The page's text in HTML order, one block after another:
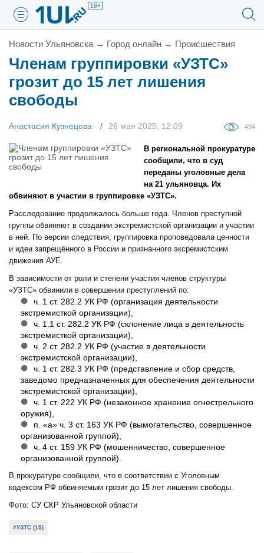
18+
Новости Ульяновска → Город онлайн → Проиcшествия
Членам группировки «УЗТС»
грозит до 15 лет лишения
свободы
Анастасия Кузнецова 26 мая 2025, 12:09 494
В региональной прокуратуре
сообщили, что в суд
переданы уголовные дела
на 21 ульяновца. Их
обвиняют в участии в группировке «УЗТС».
Расследование продолжалось больше года. Членов преступной
группы обвиняют в создании экстремистской организации и участии
в ней. По версии следствия, группировка проповедовала ценности
и идеи запрещённого в России и признанного эксремистским
движения АУЕ.
В зависимости от роли и степени участия членов структуры
«УЗТС» обвинили в совершении преступлений по:
ч. 1 ст. 282.2 УК РФ (организация деятельности
экстремисткой организации),
ч. 1.1 ст. 282.2 УК РФ (склонение лица в деятельность
экстремисткой организации),
ч. 2 ст. 282.2 УК РФ (участие в деятельности
экстремистской организации),
ч. 1 ст. 282.3 УК РФ (представление и сбор средств,
заведомо предназначенных для обеспечения деятельности
экстремистской организации),
ч. 1 ст. 222 УК РФ (незаконное хранение огнестрельного
оружия),
п. «а» ч. 3 ст. 163 УК РФ (вымогательство, совершенное
организованной группой),
ч. 4 ст. 159 УК РФ (мошенничество, совершенное
организованной группой).
В прокуратуре сообщили, что в соответствии с Уголовным
кодексом РФ обвиняемым грозит до 15 лет лишения свободы.
Фото: СУ СКР Ульяновской области
#УЗТС (15)